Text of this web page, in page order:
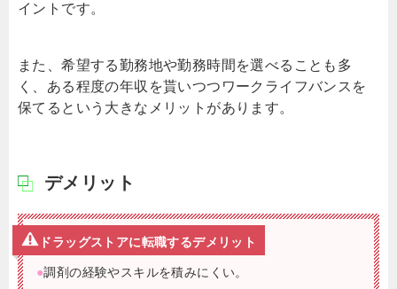
イントです。
また、希望する勤務地や勤務時間を選べることも多
く、ある程度の年収を貰いつつワークライフバンスを
保てるという大きなメリットがあります。
デメリット
ドラッグストアに転職するデメリット
●調剤の経験やスキルを積みにくい。